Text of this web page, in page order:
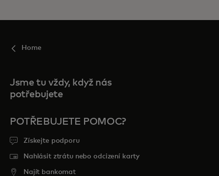
Home
Jsme tu vždy, když nás
potřebujete
POTŘEBUJETE POMOC?
Získejte podporu
Nahlásit ztrátu nebo odcizení karty
Najít bankomat